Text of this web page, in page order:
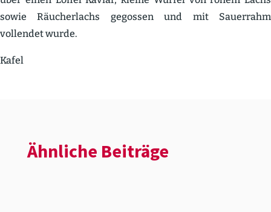
sowie Räucher­lachs gegossen und mit Sauerrahm
vollendet wurde.
Kafel
Ähnliche Beiträge